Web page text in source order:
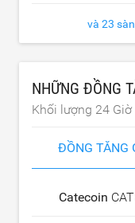
và 23
NHỮNG ĐỒNG
Khối lượng 24 Giờ
ĐỒNG TĂNG
Catecoin